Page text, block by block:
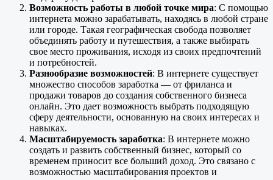
Возможность работы в любой точке мира: С помощью
интернета можно зарабатывать, находясь в любой стране
или городе. Такая географическая свобода позволяет
объединять работу и путешествия, а также выбирать
свое место проживания, исходя из своих предпочтений
и потребностей.
Разнообразие возможностей: В интернете существует
множество способов заработка — от фриланса и
продажи товаров до создания собственного бизнеса
онлайн. Это дает возможность выбрать подходящую
сферу деятельности, основанную на своих интересах и
навыках.
Масштабируемость заработка: В интернете можно
создать и развить собственный бизнес, который со
временем приносит все больший доход. Это связано с
возможностью масштабирования проектов и